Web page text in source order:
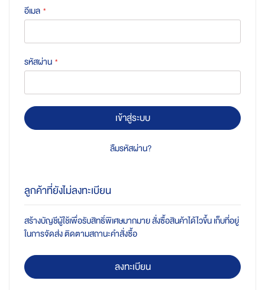
อีเมล
รหัสผ่าน
เข้าสู่ระบบ
ลืมรหัสผ่าน?
ลูกค้าที่ยังไม่ลงทะเบียน
สร้างบัญชีผู้ใช้เพื่อรับสิทธิ์พิเศษมากมาย สั่งซื้อสินค้าได้ไวขึ้น เก็บที่อยู่
ในการจัดส่ง ติดตามสถานะคำสั่งซื้อ
ลงทะเบียน